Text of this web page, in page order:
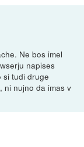
Ne bos imel
napises
si tudi druge
ni nujno da imas v